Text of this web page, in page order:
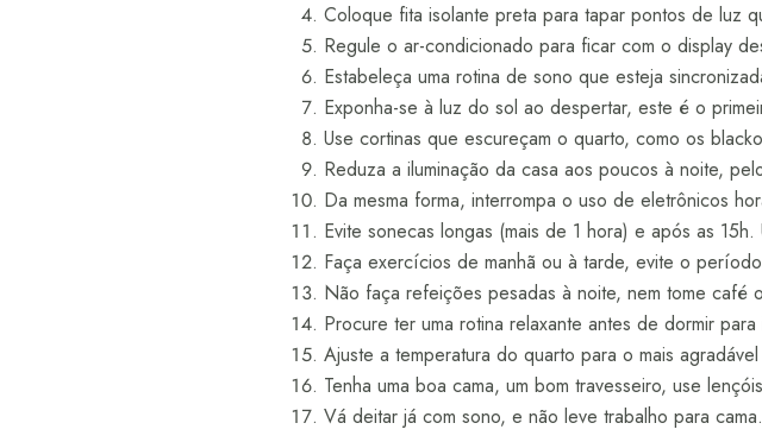
Coloque fita isolante preta para tapar pontos de luz
Regule o ar-condicionado para ficar com o display
Estabeleça uma rotina de sono que esteja
Exponha-se à luz do sol ao despertar, este é o
Use cortinas que escureçam o quarto, como os
Reduza a iluminação da casa aos poucos à noite,
Da mesma forma, interrompa o uso de eletrônicos
Evite sonecas longas (mais de 1 hora) e após as
Faça exercícios de manhã ou à tarde, evite o
Não faça refeições pesadas à noite, nem tome café
Procure ter uma rotina relaxante antes de dormir
Ajuste a temperatura do quarto para o mais
Tenha uma boa cama, um bom travesseiro, use
Vá deitar já com sono, e não leve trabalho para